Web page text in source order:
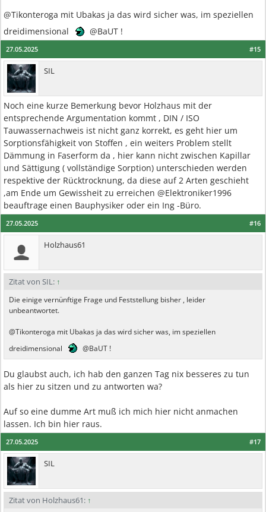
@Tikonteroga mit Ubakas ja das wird sicher was, im speziellen
dreidimensional
@BaUT !
#15
27.05.2025
SIL
Noch eine kurze Bemerkung bevor Holzhaus mit der
entsprechende Argumentation kommt , DIN / ISO
Tauwassernachweis ist nicht ganz korrekt, es geht hier um
Sorptionsfähigkeit von Stoffen , ein weiters Problem stellt
Dämmung in Faserform da , hier kann nicht zwischen Kapillar
und Sättigung ( vollständige Sorption) unterschieden werden
respektive der Rücktrocknung, da diese auf 2 Arten geschieht
,am Ende um Gewissheit zu erreichen @Elektroniker1996
beauftrage einen Bauphysiker oder ein Ing -Büro.
#16
27.05.2025
Holzhaus61
Zitat von SIL: ↑
Die einige vernünftige Frage und Feststellung bisher , leider
unbeantwortet.
@Tikonteroga mit Ubakas ja das wird sicher was, im speziellen
dreidimensional
@BaUT !
Du glaubst auch, ich hab den ganzen Tag nix besseres zu tun
als hier zu sitzen und zu antworten wa?
Auf so eine dumme Art muß ich mich hier nicht anmachen
lassen. Ich bin hier raus.
#17
27.05.2025
SIL
Zitat von Holzhaus61: ↑